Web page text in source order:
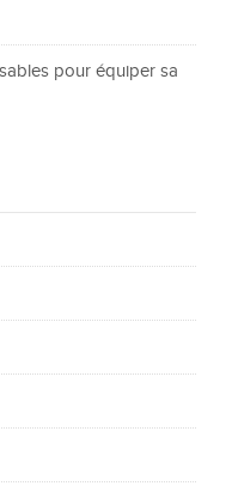
pour équiper sa